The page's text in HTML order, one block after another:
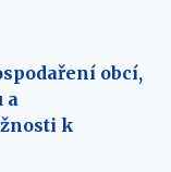
obcí,
a
k